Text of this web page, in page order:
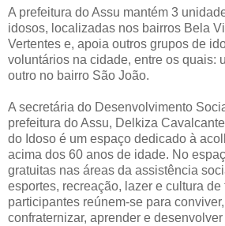
A prefeitura do Assu mantém 3
idosos, localizadas nos bairros Bela
Vertentes e, apoia outros grupos de
voluntários na cidade, entre os quais:
outro no bairro São João.
A secretária do Desenvolvimento
prefeitura do Assu, Delkiza
do Idoso é um espaço dedicado à
acima dos 60 anos de idade. No
gratuitas nas áreas da assistência
esportes, recreação, lazer e cultura de
participantes reúnem-se para
confraternizar, aprender e